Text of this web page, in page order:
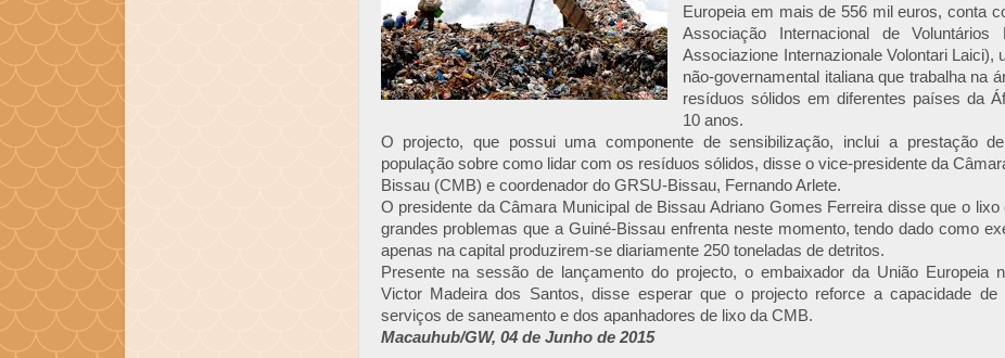
Europeia em mais de 556 mil euros, conta
Associação Internacional de
Associazione Internazionale Volontari Laici),
não-governamental italiana que trabalha na
resíduos sólidos em diferentes países da
10 anos.
O projecto, que possui uma componente de sensibilização, inclui a prestação
população sobre como lidar com os resíduos sólidos, disse o vice-presidente da
Bissau (CMB) e coordenador do GRSU-Bissau, Fernando Arlete.
O presidente da Câmara Municipal de Bissau Adriano Gomes Ferreira disse que o
grandes problemas que a Guiné-Bissau enfrenta neste momento, tendo dado como
apenas na capital produzirem-se diariamente 250 toneladas de detritos.
Presente na sessão de lançamento do projecto, o embaixador da União Europeia
Victor Madeira dos Santos, disse esperar que o projecto reforce a capacidade de
serviços de saneamento e dos apanhadores de lixo da CMB.
Macauhub/GW, 04 de Junho de 2015